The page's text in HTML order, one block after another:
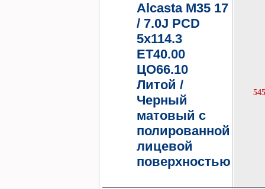
Alcasta M35 17
/ 7.0J PCD
5x114.3
ET40.00
ЦО66.10
Литой /
Черный
матовый с
полированной
лицевой
поверхностью